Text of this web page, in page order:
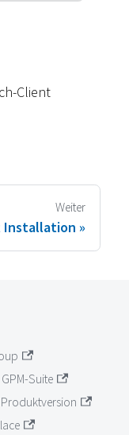
Client
Weiter
Installation
Suite
Produktversion